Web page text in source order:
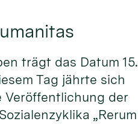
trägt das Datum 15.
Tag jährte sich
Veröffentlichung der
„Rerum